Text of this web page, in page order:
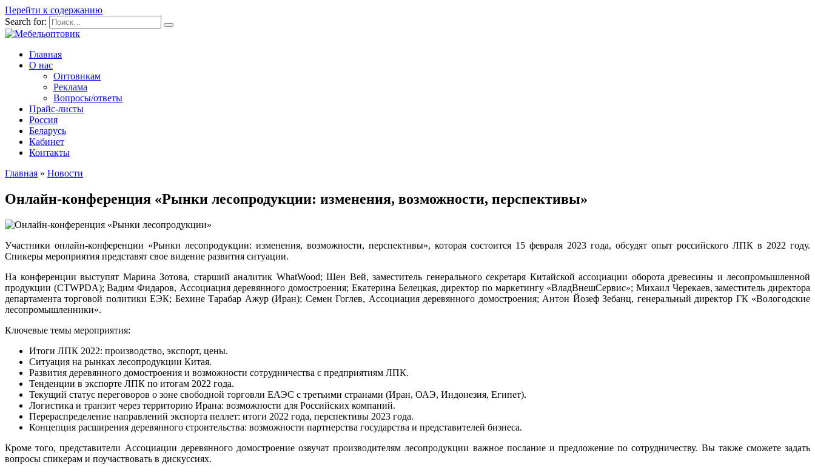
Перейти к содержанию
Search for:
Главная
О нас
Оптовикам
Реклама
Вопросы/ответы
Прайс-листы
Россия
Беларусь
Кабинет
Контакты
Главная » Новости
Онлайн-конференция «Рынки лесопродукции: изменения, возможности, перспективы»
Участники онлайн-конференции «Рынки лесопродукции: изменения, возможности, перспективы», которая состоится 15 февраля 2023 года, обсудят опыт российского ЛПК в 2022 году.
Спикеры мероприятия представят свое видение развития ситуации.
На конференции выступят Марина Зотова, старший аналитик WhatWood; Шен Вей, заместитель генерального секретаря Китайской ассоциации оборота древесины и лесопромышленной
продукции (CTWPDA); Вадим Фидаров, Ассоциация деревянного домостроения; Екатерина Белецкая, директор по маркетингу «ВладВнешСервис»; Михаил Черекаев, заместитель директора
департамента торговой политики ЕЭК; Бехине Тарабар Ажур (Иран); Семен Гоглев, Ассоциация деревянного домостроения; Антон Йозеф Зебанц, генеральный директор ГК «Вологодские
лесопромышленники».
Ключевые темы мероприятия:
Итоги ЛПК 2022: производство, экспорт, цены.
Ситуация на рынках лесопродукции Китая.
Развития деревянного домостроения и возможности сотрудничества с предприятиям ЛПК.
Тенденции в экспорте ЛПК по итогам 2022 года.
Текущий статус переговоров о зоне свободной торговли ЕАЭС с третьими странами (Иран, ОАЭ, Индонезия, Египет).
Логистика и транзит через территорию Ирана: возможности для Российских компаний.
Перераспределение направлений экспорта пеллет: итоги 2022 года, перспективы 2023 года.
Концепция расширения деревянного строительства: возможности партнерства государства и представителей бизнеса.
Кроме того, представители Ассоциации деревянного домостроение озвучат производителям лесопродукции важное послание и предложение по сотрудничеству. Вы также сможете задать
вопросы спикерам и поучаствовать в дискуссиях.